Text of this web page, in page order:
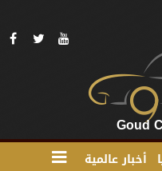
أخبار عالمية